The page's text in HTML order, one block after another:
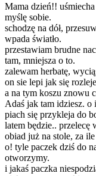
Mama dzień!!
myślę sobie.
schodzę na dół,
wpada światło.
przestawiam brudne
tam, mniejsza o to.
zalewam herbatę,
on sie lepi jak się
a na tym koszu znowu
Adaś jak tam idziesz. o
piach się przykleja do
latem będzie.. przelecę
obiad już na stole, za
o! tyle paczek dziś do
otworzymy.
i jakaś paczka